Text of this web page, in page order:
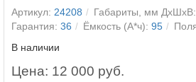
Артикул: 24208 Габариты, мм ДхШхВ:
Гарантия: 36 Ёмкость (А*ч): 95
В наличии
Цена: 12 000 руб.